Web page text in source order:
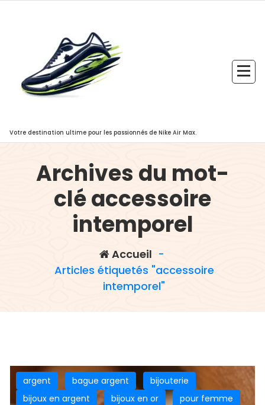
Votre destination ultime pour les passionnés de Nike Air Max.
Archives du mot-
clé accessoire
intemporel
Accueil -
Articles étiquetés "accessoire
intemporel"
argent bague argent
bijouterie
bijoux en argent
bijoux en or pour femme